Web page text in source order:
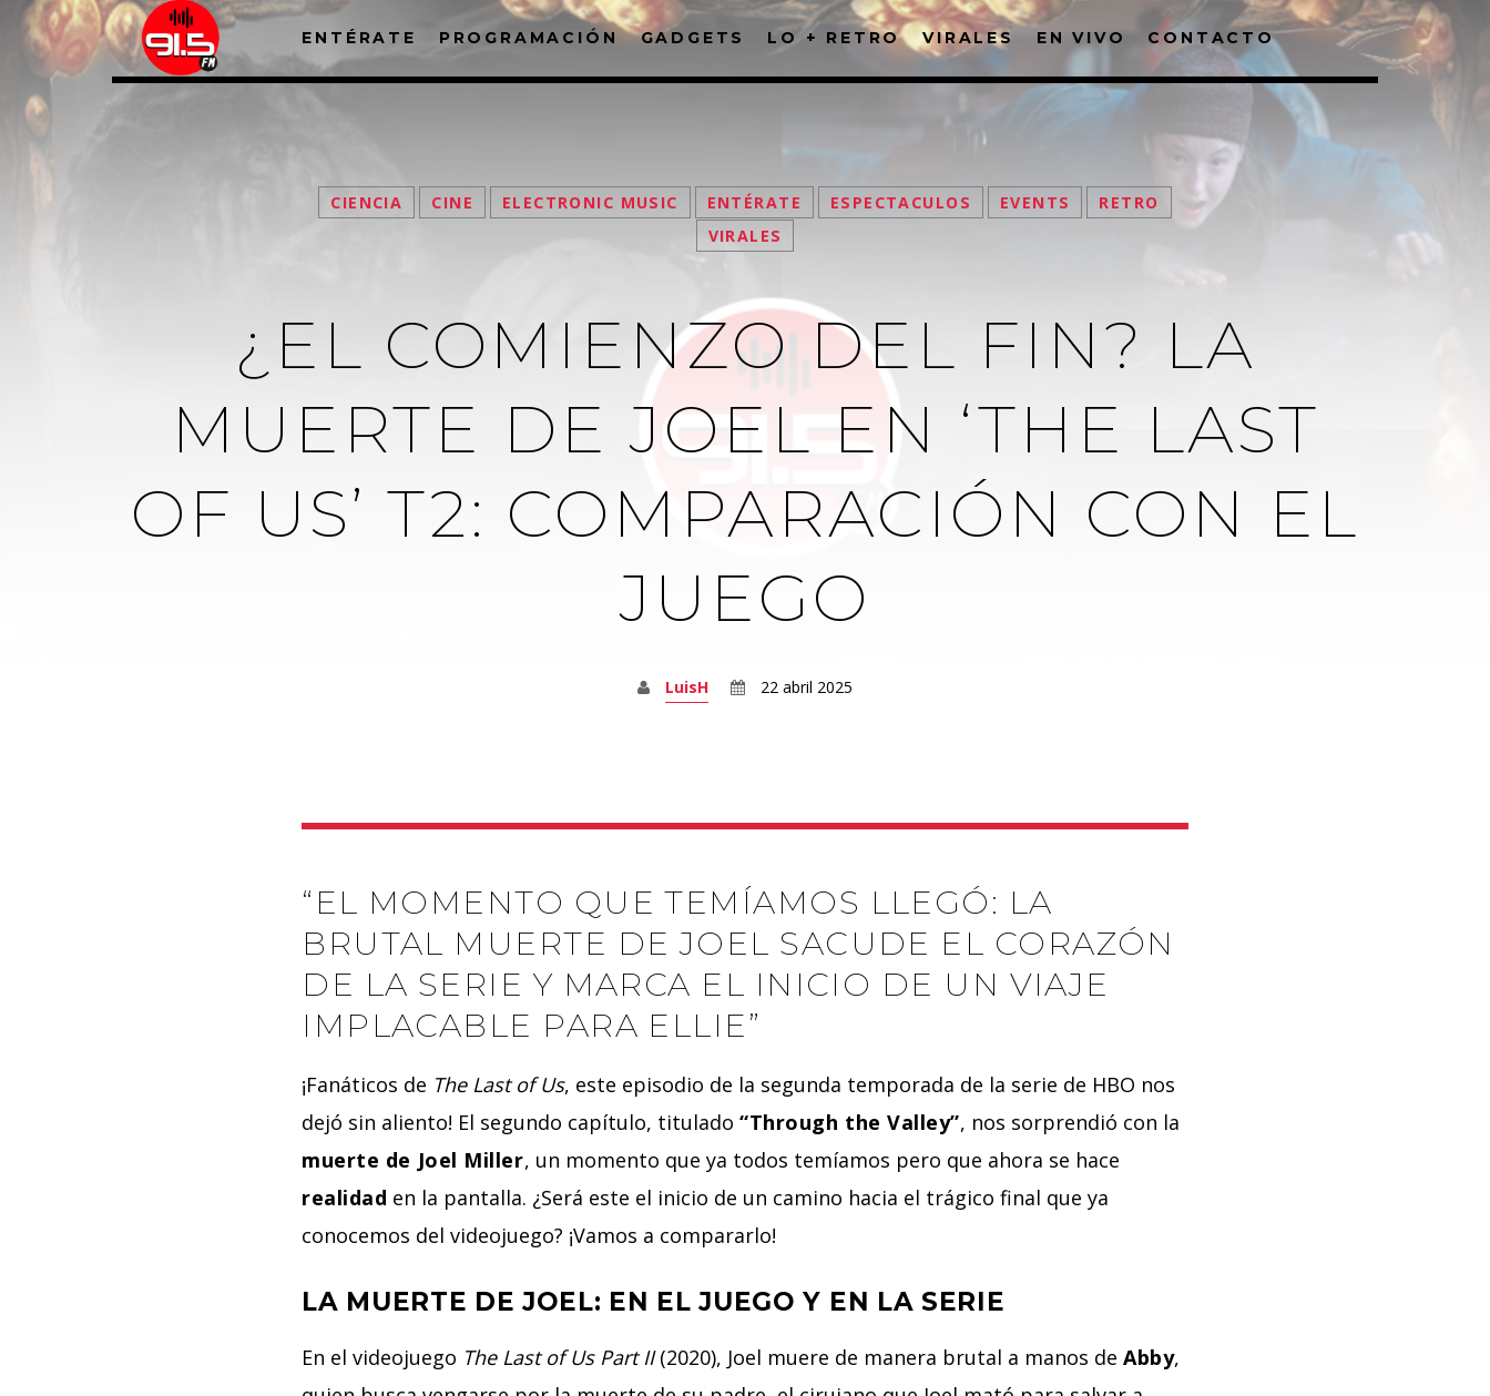
ENTÉRATE PROGRAMACIÓN GADGETS LO + RETRO VIRALES EN VIVO CONTACTO
CIENCIA CINE ELECTRONIC MUSIC ENTÉRATE ESPECTACULOS EVENTS
RETRO
VIRALES
¿EL COMIENZO DEL FIN? LA
MUERTE DE JOEL EN ‘THE LAST
OF US’ T2: COMPARACIÓN CON EL
JUEGO
LuisH 22 abril 2025
“EL MOMENTO QUE TEMÍAMOS LLEGÓ: LA
BRUTAL MUERTE DE JOEL SACUDE EL CORAZÓN
DE LA SERIE Y MARCA EL INICIO DE UN VIAJE
IMPLACABLE PARA ELLIE”
¡Fanáticos de The Last of Us, este episodio de la segunda temporada de la serie de HBO nos
dejó sin aliento! El segundo capítulo, titulado“Through the Valley”, nos sorprendió con la
muerte de Joel Miller, un momento que ya todos temíamos pero que ahora se hace
realidad en la pantalla. ¿Será este el inicio de un camino hacia el trágico final que ya
conocemos del videojuego? ¡Vamos a compararlo!
LA MUERTE DE JOEL: EN EL JUEGO Y EN LA SERIE
En el videojuego The Last of Us Part II(2020), Joel muere de manera brutal a manos deAbby,